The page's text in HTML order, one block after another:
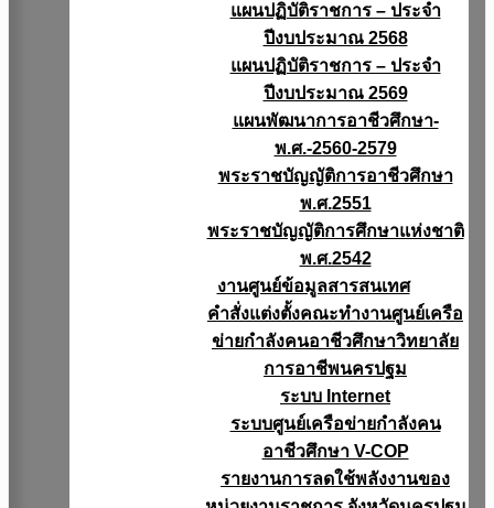
แผนปฏิบัติราชการ – ประจำ
ปีงบประมาณ 2568
แผนปฏิบัติราชการ – ประจำ
ปีงบประมาณ 2569
แผนพัฒนาการอาชีวศึกษา-
พ.ศ.-2560-2579
พระราชบัญญัติการอาชีวศึกษา
พ.ศ.2551
พระราชบัญญัติการศึกษาแห่งชาติ
พ.ศ.2542
งานศูนย์ข้อมูลสารสนเทศ
คำสั่งแต่งตั้งคณะทำงานศูนย์เครือ
ข่ายกำลังคนอาชีวศึกษาวิทยาลัย
การอาชีพนครปฐม
ระบบ Internet
ระบบศูนย์เครือข่ายกำลังคน
อาชีวศึกษา V-COP
รายงานการลดใช้พลังงานของ